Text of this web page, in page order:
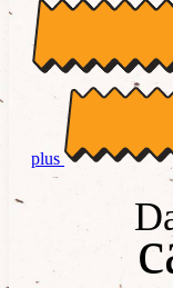
plus